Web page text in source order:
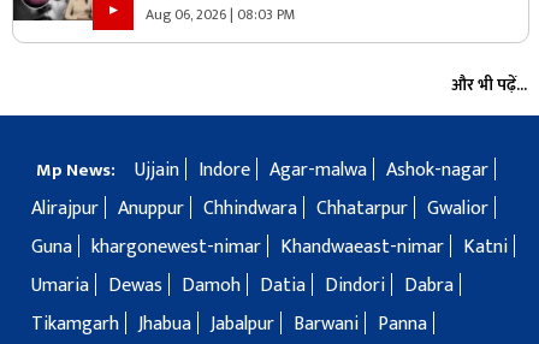
Aug 06, 2026 | 08:03 PM
और भी पढ़ें...
Mp News: Ujjain Indore Agar-malwa Ashok-nagar
Alirajpur Anuppur Chhindwara Chhatarpur Gwalior
Guna khargonewest-nimar Khandwaeast-nimar
Katni
Umaria
Dewas Damoh Datia Dindori
Dabra
Tikamgarh Jhabua Jabalpur Barwani
Panna